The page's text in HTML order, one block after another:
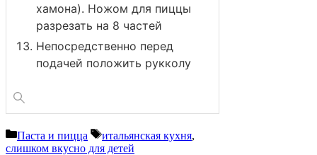
хамона). Ножом для пиццы
разрезать на 8 частей
Непосредственно перед
подачей положить рукколу
Рубрики
Паста и пицца Метки
итальянская кухня,
слишком вкусно для детей